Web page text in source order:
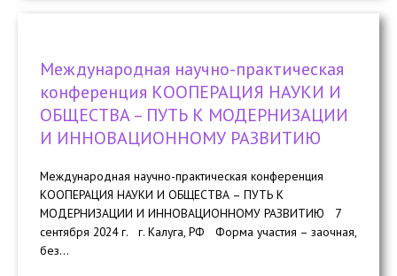
Международная научно-практическая
конференция КООПЕРАЦИЯ НАУКИ И
ОБЩЕСТВА – ПУТЬ К МОДЕРНИЗАЦИИ
И ИННОВАЦИОННОМУ РАЗВИТИЮ
Международная научно-практическая конференция
КООПЕРАЦИЯ НАУКИ И ОБЩЕСТВА – ПУТЬ К
МОДЕРНИЗАЦИИ И ИННОВАЦИОННОМУ РАЗВИТИЮ 7
сентября 2024 г. г. Калуга, РФ Форма участия – заочная,
без...